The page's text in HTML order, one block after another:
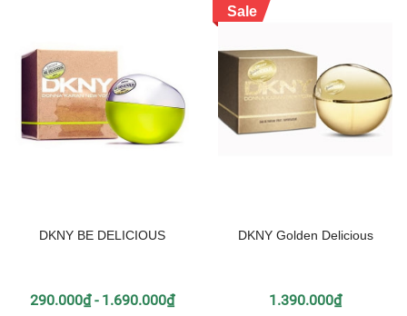
DKNY BE DELICIOUS
290.000₫ - 1.690.000₫
Sale
DKNY Golden Delicious
1.390.000₫